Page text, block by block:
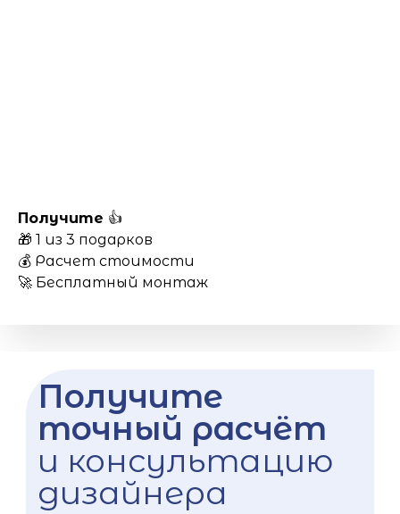
Получите 👍
🎁 1 из 3 подарков
💰 Расчет стоимости
🚀 Бесплатный монтаж
Получите
точный расчёт
и консультацию
дизайнера